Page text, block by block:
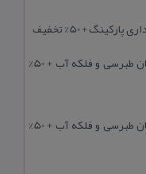
+ 50% تخفیف
لیست هتل آپارتمان های مشهد در هتل خیابان طبرسی و فلکه آب + 50%
لیست هتل آپارتمان های مشهد در هتل خیابان طبرسی و فلکه آب + 50%